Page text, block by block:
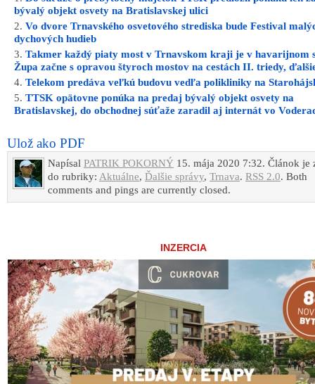
bývalý objekt osvety na Bratislavskej ulici
Vo dvore Trnavského osvetového strediska bude Festival
dychových hudieb
Takmer každý piaty most v Trnavskom kraji je v havarijnom
Župa začne s opravou štyroch mostov na cestách II. triedy,
Telekom predáva veľkú budovu vedľa polikliniky na
TTSK opätovne ponúka na predaj bývalý objekt osvety na
Bratislavskej, do obchodnej súťaže zaradil aj internát vo
Ulož ako PDF
Napísal PATRIK POKORNÝ 15. mája 2020 7:32. Článok je
do rubriky: Aktuálne, Ďalšie správy, Trnava. RSS 2.0. Both
comments and pings are currently closed.
INZERCIA